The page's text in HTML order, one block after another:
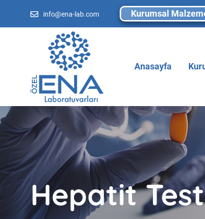
info@ena-lab.com Kurumsal
Anasayfa
Hepatit